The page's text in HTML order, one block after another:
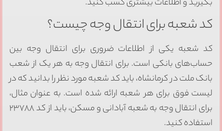
بگیرید و اطلاعات بیشتری کسب کنید.
کد شعبه برای انتقال وجه چیست؟
کد شعبه یکی از اطلاعات ضروری برای انتقال وجه بین
حساب‌های بانکی است. برای انتقال وجه به هر یک از شعب
بانک ملت در کرمانشاه، باید کد شعبه مورد نظر را بدانید که در
لیست فوق برای هر شعبه ارائه شده است. به عنوان مثال،
برای انتقال وجه به شعبه آبادانی و مسکن، باید از کد ۲۳۷۸۸
استفاده کنید.